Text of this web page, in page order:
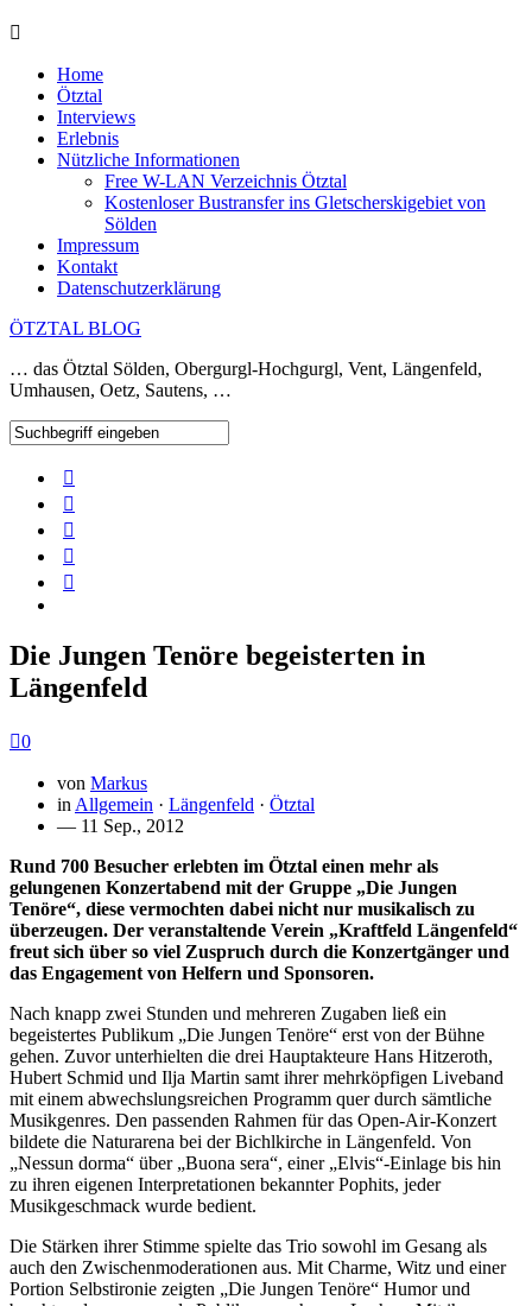
Home
Ötztal
Interviews
Erlebnis
Nützliche Informationen
Free W-LAN Verzeichnis Ötztal
Kostenloser Bustransfer ins Gletscherskigebiet von
Sölden
Impressum
Kontakt
Datenschutzerklärung
ÖTZTAL BLOG
… das Ötztal Sölden, Obergurgl-Hochgurgl, Vent, Längenfeld,
Umhausen, Oetz, Sautens, …
Die Jungen Tenöre begeisterten in
Längenfeld
0
von Markus
in Allgemein · Längenfeld · Ötztal
— 11 Sep., 2012
Rund 700 Besucher erlebten im Ötztal einen mehr als
gelungenen Konzertabend mit der Gruppe „Die Jungen
Tenöre“, diese vermochten dabei nicht nur musikalisch zu
überzeugen. Der veranstaltende Verein „Kraftfeld Längenfeld“
freut sich über so viel Zuspruch durch die Konzertgänger und
das Engagement von Helfern und Sponsoren.
Nach knapp zwei Stunden und mehreren Zugaben ließ ein
begeistertes Publikum „Die Jungen Tenöre“ erst von der Bühne
gehen. Zuvor unterhielten die drei Hauptakteure Hans Hitzeroth,
Hubert Schmid und Ilja Martin samt ihrer mehrköpfigen Liveband
mit einem abwechslungsreichen Programm quer durch sämtliche
Musikgenres. Den passenden Rahmen für das Open-Air-Konzert
bildete die Naturarena bei der Bichlkirche in Längenfeld. Von
„Nessun dorma“ über „Buona sera“, einer „Elvis“-Einlage bis hin
zu ihren eigenen Interpretationen bekannter Pophits, jeder
Musikgeschmack wurde bedient.
Die Stärken ihrer Stimme spielte das Trio sowohl im Gesang als
auch den Zwischenmoderationen aus. Mit Charme, Witz und einer
Portion Selbstironie zeigten „Die Jungen Tenöre“ Humor und